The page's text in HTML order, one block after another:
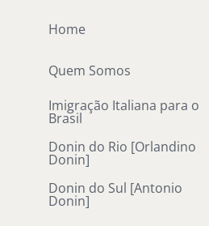
conteúdo
Home
Quem Somos
Imigração Italiana para o
Brasil
Donin do Rio [Orlandino
Donin]
Donin do Sul [Antonio
Donin]